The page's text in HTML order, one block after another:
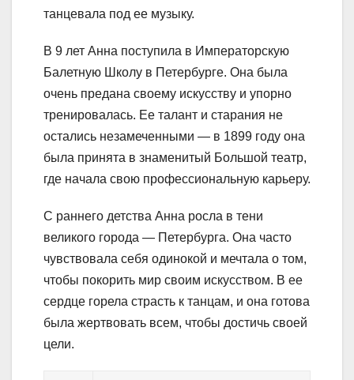
танцевала под ее музыку.
В 9 лет Анна поступила в Императорскую
Балетную Школу в Петербурге. Она была
очень предана своему искусству и упорно
тренировалась. Ее талант и старания не
остались незамеченными — в 1899 году она
была принята в знаменитый Большой театр,
где начала свою профессиональную карьеру.
С раннего детства Анна росла в тени
великого города — Петербурга. Она часто
чувствовала себя одинокой и мечтала о том,
чтобы покорить мир своим искусством. В ее
сердце горела страсть к танцам, и она готова
была жертвовать всем, чтобы достичь своей
цели.